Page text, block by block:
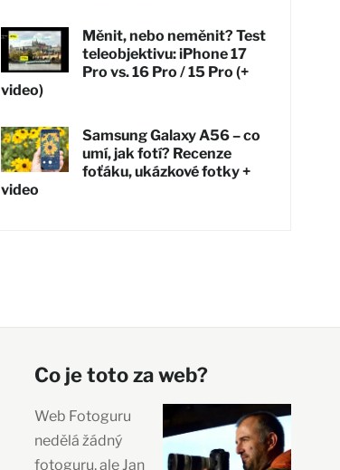
Měnit, nebo neměnit? Test
teleobjektivu: iPhone 17
Pro vs. 16 Pro / 15 Pro (+
video)
Samsung Galaxy A56 – co
umí, jak fotí? Recenze
foťáku, ukázkové fotky +
video
Co je toto za web?
Web Fotoguru
nedělá žádný
fotoguru, ale Jan